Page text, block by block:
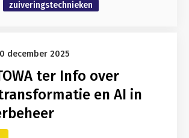
zuiveringstechnieken
december 2025
ter Info over
en AI in